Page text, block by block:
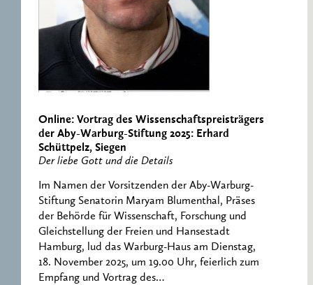
Online: Vortrag des Wissenschaftspreisträgers
der Aby-Warburg-Stiftung 2025: Erhard
Schüttpelz, Siegen
Der liebe Gott und die Details
Im Namen der Vorsitzenden der Aby-Warburg-
Stiftung Senatorin Maryam Blumenthal, Präses
der Behörde für Wissenschaft, Forschung und
Gleichstellung der Freien und Hansestadt
Hamburg, lud das Warburg-Haus am Dienstag,
18. November 2025, um 19.00 Uhr, feierlich zum
Empfang und Vortrag des…